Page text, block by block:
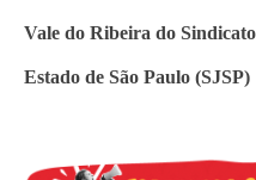
Vale do Ribeira do
Estado de São Paulo (SJSP)